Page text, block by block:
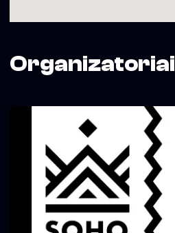
Organizatoriai